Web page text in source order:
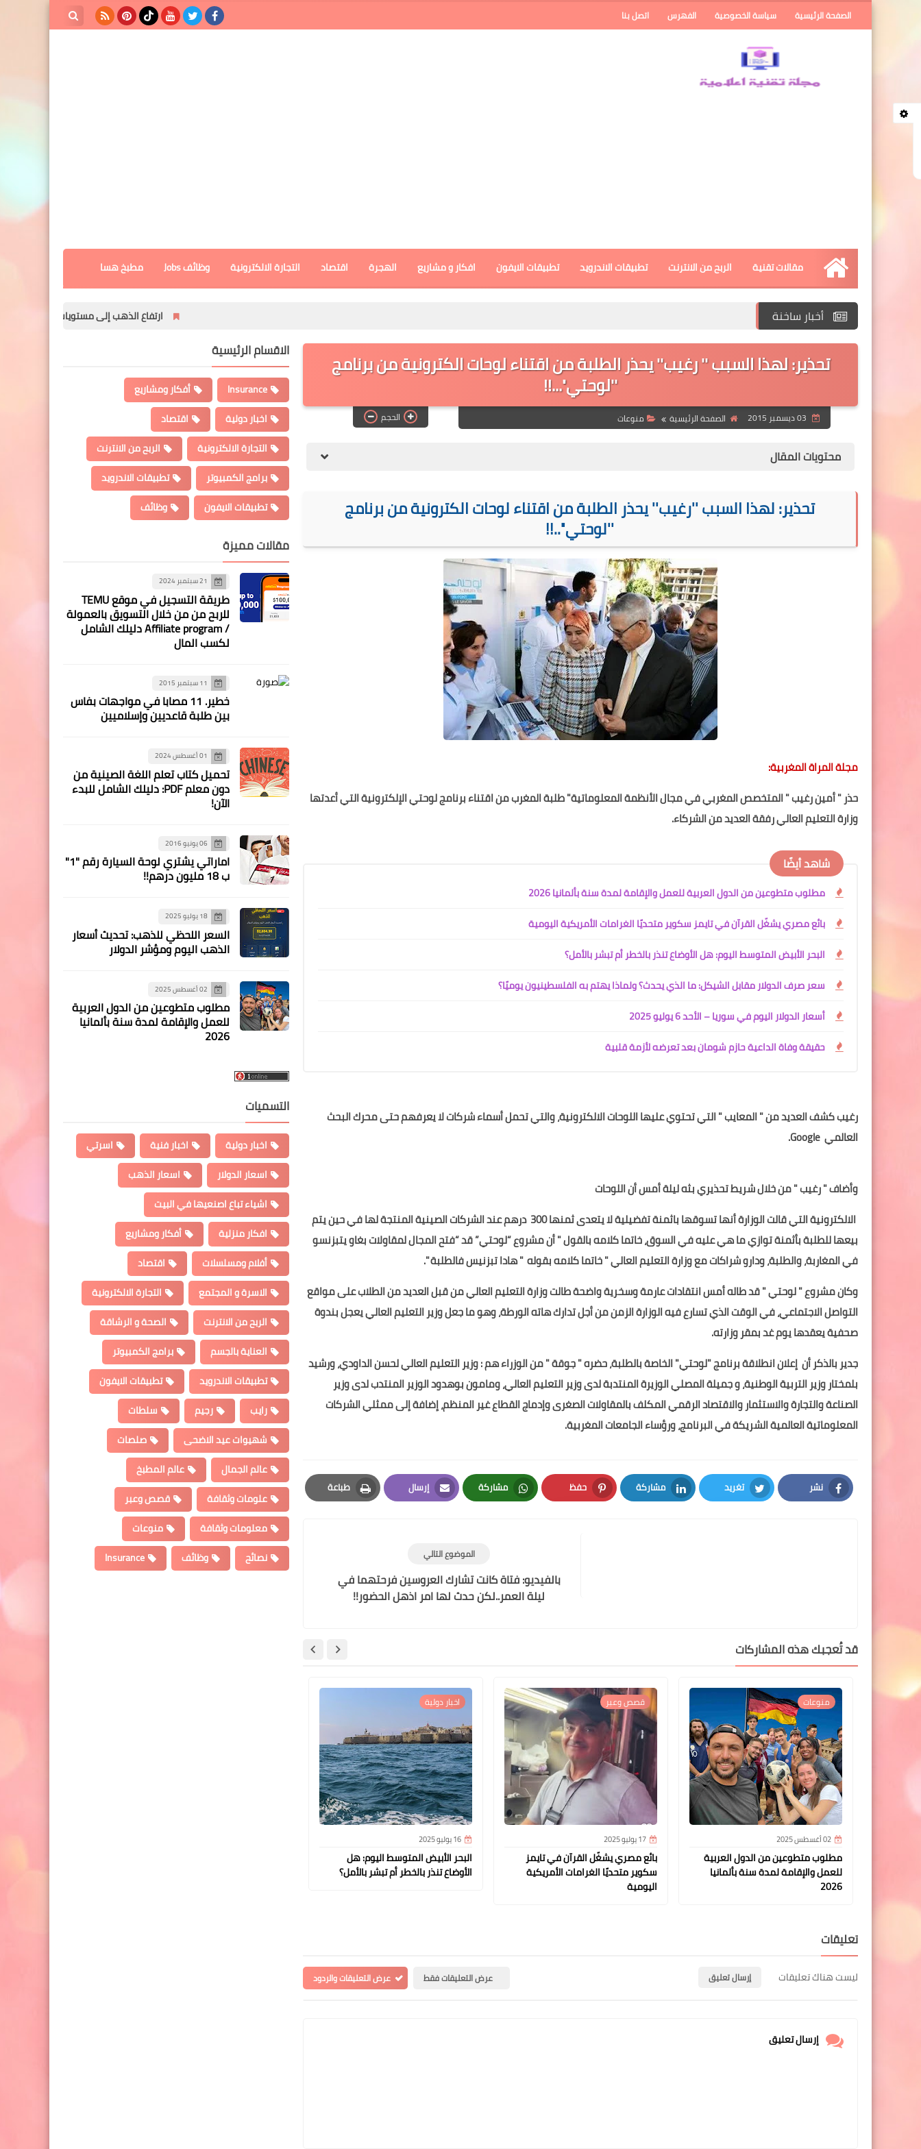
الصفحة الرئيسية سياسة الخصوصية الفهرس اتصل بنا
الرئيسية
مقالات تقنية الربح من الانترنت تطبيقات الاندرويد تطبيقات الايفون افكار و مشاريع الهجرة اقتصاد التجارة الالكترونية وظائف Jobs مطبخ هسا
أخبار ساخنة ارتفاع الذهب إلى مستويات تاريخية بعد فرض
تحذير: لهذا السبب '' رغيب'' يحذر الطلبة من اقتناء لوحات الكترونية من برنامج
''لوحتي''...!!
الصفحة الرئيسية منوعات الحجم
محتويات المقال
تحذير: لهذا السبب ''رغيب'' يحذر الطلبة من اقتناء لوحات الكترونية من برنامج
''لوحتي''..!!
مجلة المراة المغربية:
حذر " أمين رغيب " المتخصص المغربي في مجال الأنظمة المعلوماتية" طلبة المغرب من اقتناء برنامج لوحتي الإلكترونية التي أعدتها
وزارة التعليم العالي رفقة العديد من الشركاء.
شاهد أيضًا
مطلوب متطوعين من الدول العربية للعمل والإقامة لمدة سنة بألمانيا 2026
بائع مصري يشغّل القرآن في تايمز سكوير متحديًا الغرامات الأمريكية اليومية
البحر الأبيض المتوسط اليوم: هل الأوضاع تنذر بالخطر أم تبشر بالأمل؟
سعر صرف الدولار مقابل الشيكل: ما الذي يحدث؟ ولماذا يهتم به الفلسطينيون يوميًا؟
أسعار الدولار اليوم في سوريا – الأحد 6 يوليو 2025
حقيقة وفاة الداعية حازم شومان بعد تعرضه لأزمة قلبية
رغيب كشف العديد من " المعايب " التي تحتوي عليها اللوحات الالكترونية، والتي تحمل أسماء شركات لا يعرفهم حتى محرك البحث
العالمي Google.
وأضاف " رغيب " من خلال شريط تحذيري بثه ليلة أمس أن اللوحات
الالكترونية التي قالت الوزارة أنها تسوقها باثمنة تفضيلية لا يتعدى ثمنها 300 درهم عند الشركات الصينية المنتجة لها في حين يتم
بيعها للطلبة بأثمنة توازي ما هي عليه في السوق، خاتما كلامه بالقول " أن مشروع “لوحتي” قد “فتح المجال لمقاولات بغاو يتبزنسو
في المغاربة، والطلبة، ودارو شراكات مع وزارة التعليم العالي " خاتما كلامه بقوله " هادا تبزنيس فالطلبة ".
وكان مشروع " لوحتي " قد طاله أمس انتقادات عارمة وسخرية واضحة طالت وزارة التعليم العالي من قبل العديد من الطلاب على مواقع
التواصل الاجتماعي، في الوقت الذي تسارع فيه الوزارة الزمن من أجل تدارك هاته الورطة، وهو ما جعل وزير التعليم العالي يعجل بندوة
صحفية يعقدها يوم غد بمقر وزارته.
جدير بالذكر أن إعلان انطلاقة برنامج "لوحتي" الخاصة بالطلبة، حضره " جوقة " من الوزراء هم : وزير التعليم العالي لحسن الداودي، ورشيد
بلمختار وزير التربية الوطنية، و جميلة المصلي الوزيرة المنتدبة لدى وزير التعليم العالي، ومامون بوهدود الوزير المنتدب لدى وزير
الصناعة والتجارة والاستثمار والاقتصاد الرقمي المكلف بالمقاولات الصغرى وإدماج القطاع غير المنظم، إضافة إلى ممثلي الشركات
المعلوماتية العالمية الشريكة في البرنامج، ورؤساء الجامعات المغربية.
نشر
Facebook
تغريد
Twitter
مشاركة
LinkedIn
حفظ
Pinterest
مشاركة
Whatsapp
إرسال
Email
طباعة
Print
الموضوع التالي
بالفيديو: فتاة كانت تشارك العروسين فرحتهما في
ليلة العمر..لكن حدث لها امر اذهل الحضور!!
قد تُعجبك هذه المشاركات
منوعات
02 أغسطس 2025
مطلوب متطوعين من الدول العربية
للعمل والإقامة لمدة سنة بألمانيا
2026
قصص وعبر
17 يوليو 2025
بائع مصري يشغّل القرآن في تايمز
سكوير متحديًا الغرامات الأمريكية
اليومية
اخبار دولية
16 يوليو 2025
البحر الأبيض المتوسط اليوم: هل
الأوضاع تنذر بالخطر أم تبشر بالأمل؟
تعليقات
ليست هناك تعليقات إرسال تعليق عرض التعليقات فقط عرض التعليقات والردود
إرسال تعليق
الاقسام الرئيسية
Insurance
أفكار ومشاريع
اخبار دولية
اقتصاد
التجارة الالكترونية
الربح من الانترنت
برامج الكمبيوتر
تطبيقات الاندرويد
تطبيقات الايفون
وظائف
مقالات مميزة
21 سبتمبر 2024
طريقة التسجيل في موقع TEMU
للربح من من خلال التسويق بالعمولة
/ Affiliate program دليلك الشامل
لكسب المال
11 سبتمبر 2015
خطير. 11 مصابا في مواجهات بفاس
بين طلبة قاعديين وإسلاميين
01 أغسطس 2024
تحميل كتاب تعلم اللغة الصينية من
دون معلم PDF: دليلك الشامل للبدء
الآن!
06 يونيو 2016
اماراتي يشتري لوحة السيارة رقم "1"
ب 18 مليون درهم!!
18 يوليو 2025
السعر اللحظي للذهب: تحديث أسعار
الذهب اليوم ومؤشر الدولار
02 أغسطس 2025
مطلوب متطوعين من الدول العربية
للعمل والإقامة لمدة سنة بألمانيا
2026
التسميات
اخبار دولية اخبار فنية
اسرتي
اسعار الدولار
اسعار الذهب
اشياء تباع اصنعيها في البيت
افكار منزلية
أفكار ومشاريع
أفلام ومسلسلات
اقتصاد
الاسرة و المجتمع
التجارة الالكترونية
الربح من الانترنت
الصحة و الرشاقة
العناية بالجسم
برامج الكمبيوتر
تطبيقات الاندرويد
تطبيقات الايفون
رايب
رجيم
سلطات
شهيوات عيد الاضحى
صلصات
عالم الجمال
عالم المطبخ
علومات وثقافة
قصص وعبر
معلومات وثقافة
منوعات
نصائح
وظائف Insurance